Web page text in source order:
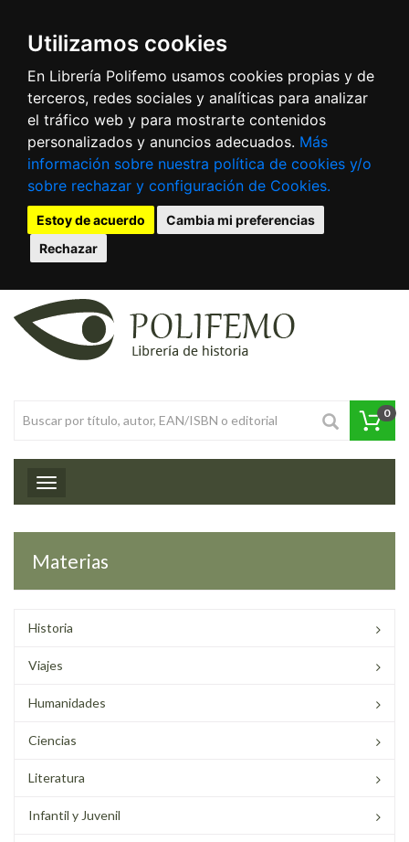
Utilizamos cookies
En Librería Polifemo usamos cookies propias y de
terceros, redes sociales y analíticas para analizar
el tráfico web y para mostrarte contenidos
personalizados y anuncios adecuados. Más
información sobre nuestra política de cookies y/o
sobre rechazar y configuración de Cookies.
Estoy de acuerdo
Cambia mi preferencias
Rechazar
0
Toggle navigation
Materias
Historia
Viajes
Humanidades
Ciencias
Literatura
Infantil y Juvenil